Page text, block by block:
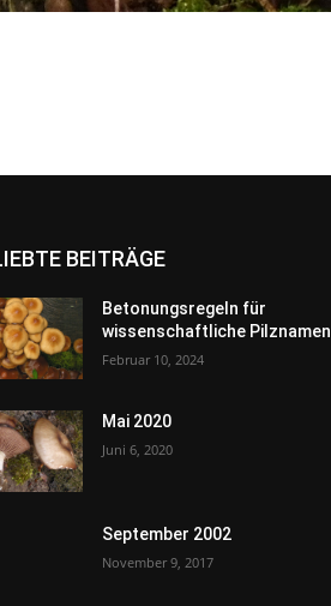
BEITRÄGE
Betonungsregeln für
wissenschaftliche Pilznamen
Februar 10, 2024
Mai 2020
Juni 6, 2020
September 2002
November 9, 2017